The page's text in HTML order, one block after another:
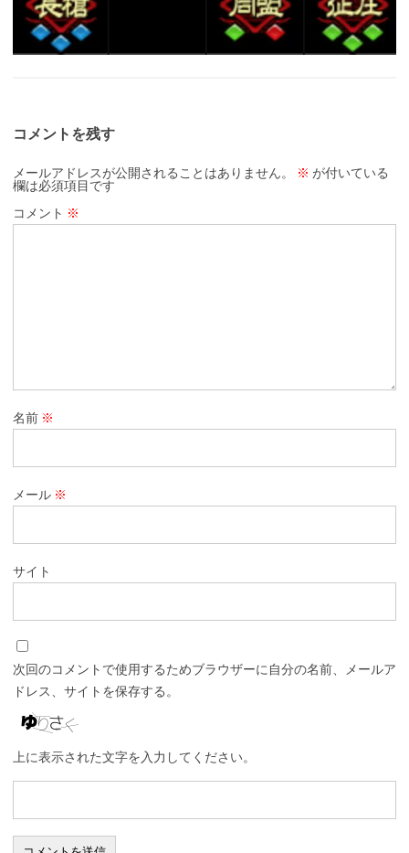
コメントを残す
メールアドレスが公開されることはありません。 ※ が付いている
欄は必須項目です
コメント ※
名前 ※
メール ※
サイト
次回のコメントで使用するためブラウザーに自分の名前、メールア
ドレス、サイトを保存する。
上に表示された文字を入力してください。